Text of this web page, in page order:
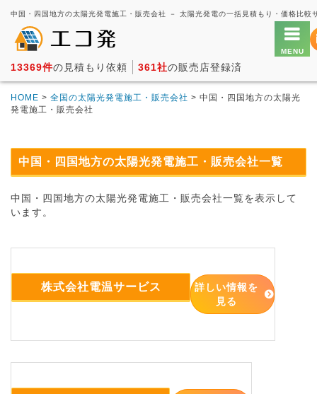
13369件の見積もり依頼 361社の販売店登録済
HOME > 全国の太陽光発電施工・販売会社 > 中国・四国地方の太陽光
発電施工・販売会社
中国・四国地方の太陽光発電施工・販売会社一覧
中国・四国地方の太陽光発電施工・販売会社一覧を表示して
います。
株式会社電温サービス
詳しい情報を
見る